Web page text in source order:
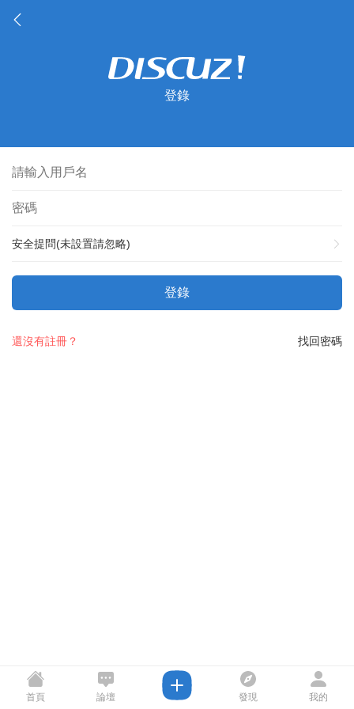
登錄
安全提問(未設置請忽略)
登錄
找回密碼
還沒有註冊？
首頁 論壇 發現 我的